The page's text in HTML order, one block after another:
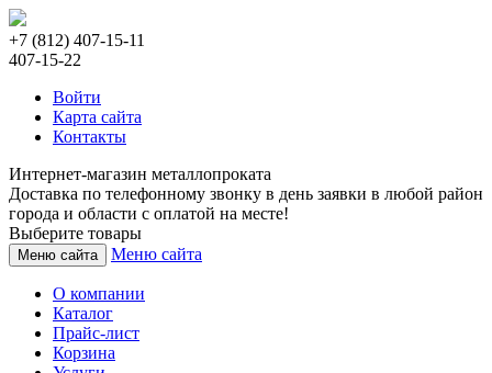
+7 (812) 407-15-11
407-15-22
Войти
Карта сайта
Контакты
Интернет-магазин металлопроката
Доставка по телефонному звонку в день заявки в любой район
города и области с оплатой на месте!
Выберите товары
Меню сайта Меню сайта
О компании
Каталог
Прайс-лист
Корзина